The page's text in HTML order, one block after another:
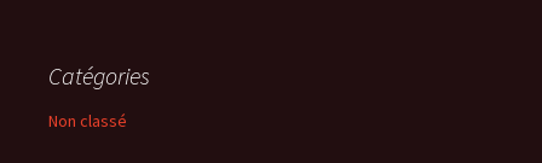
Catégories
Non classé